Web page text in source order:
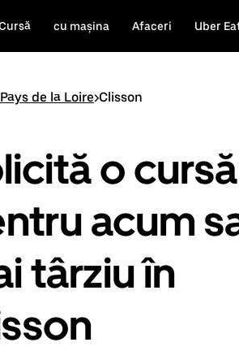
cu mașina Afaceri Uber
Pays de la Loire>Clisson
o cursă
acum
târziu în